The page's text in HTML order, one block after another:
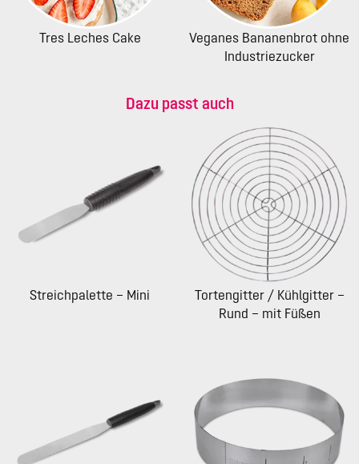
Tres Leches Cake
Veganes Bananenbrot ohne
Industriezucker
Dazu passt auch
Streichpalette – Mini
Tortengitter / Kühlgitter –
Rund – mit Füßen